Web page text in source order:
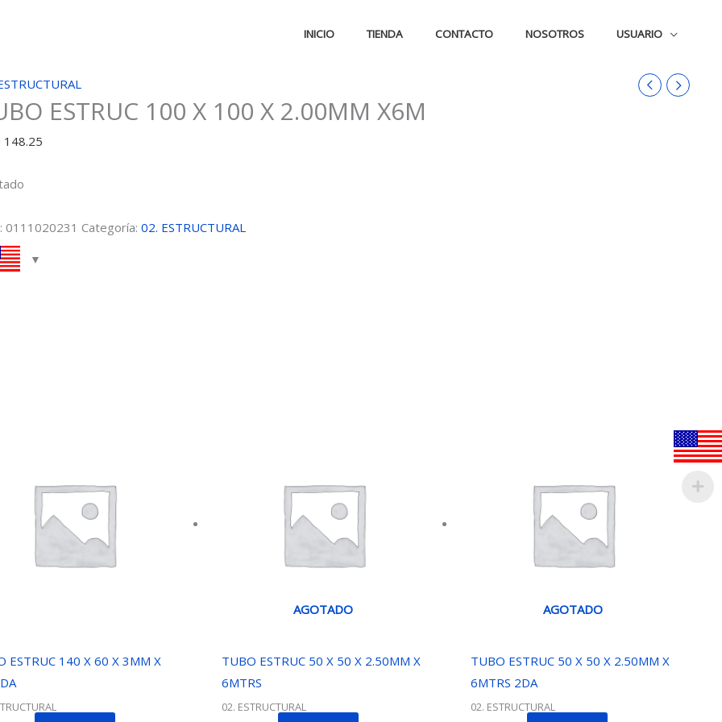
INICIO TIENDA CONTACTO NOSOTROS USUARIO
ESTRUC 100 X 100 X 2.00MM X6M
148.25
0111020231 Categoría:02. ESTRUCTURAL
ESTRUC 140 X 60 X 3MM X
AGOTADO
TUBO ESTRUC 50 X 50 X 2.50MM X
6MTRS
02. ESTRUCTURAL
AGOTADO
TUBO ESTRUC 50 X 50 X 2.50MM X
6MTRS 2DA
02. ESTRUCTURAL